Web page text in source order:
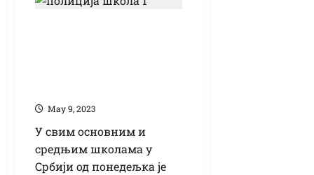
Маy 9, 2023
У свим основним и
средњим школама у
Србији од понедељка је